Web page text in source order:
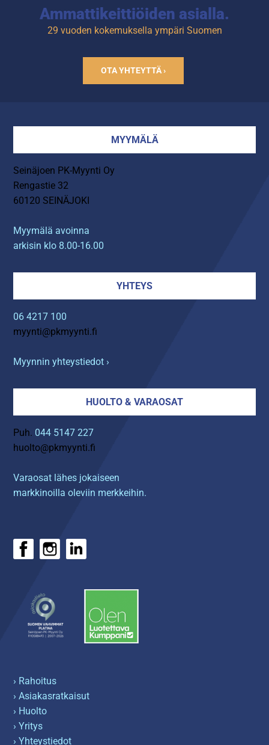
Ammattikeittiöiden asialla.
29 vuoden kokemuksella ympäri Suomen
OTA YHTEYTTÄ ›
MYYMÄLÄ
Seinäjoen PK-Myynti Oy
Rengastie 32
60120 SEINÄJOKI
Myymälä avoinna
arkisin klo 8.00-16.00
YHTEYS
06 4217 100
myynti@pkmyynti.fi
Myynnin yhteystiedot ›
HUOLTO & VARAOSAT
Puh. 044 5147 227
huolto@pkmyynti.fi
Varaosat lähes jokaiseen
markkinoilla oleviin merkkeihin.
› Rahoitus
› Asiakasratkaisut
› Huolto
› Yritys
› Yhteystiedot